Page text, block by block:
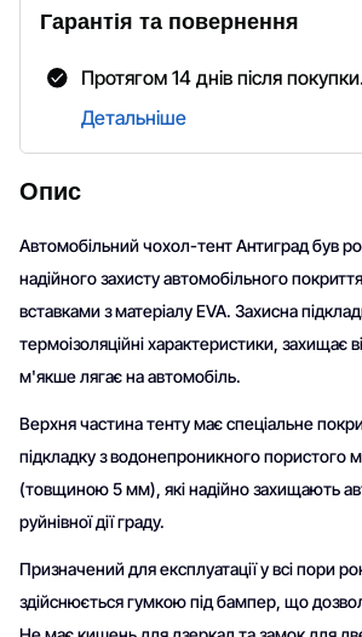
Опис
Автомобільний чохол-тент Антиград був
надійного захисту автомобільного
вставками з матеріалу EVA. Захисна
термоізоляційні характеристики, захищає
м'якше лягає на автомобіль.
Верхня частина тенту має спеціальне
підкладку з водонепроникного пористого
(товщиною 5 мм), які надійно захищають
руйнівної дії граду.
Призначений для експлуатації у всі пори
здійснюється гумкою під бампер, що
Гарантія та повернення
Протягом 14 днів після
Детальніше